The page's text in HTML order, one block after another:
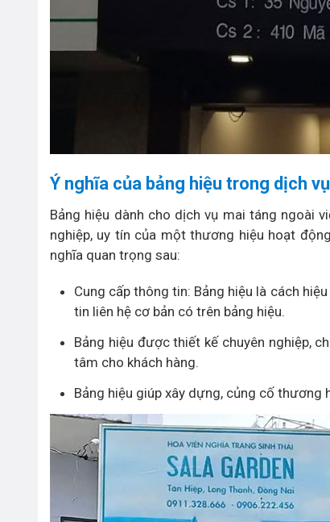
Ý nghĩa của bảng hiệu trong dịch
Bảng hiệu dành cho dịch vụ mai táng ngoài
nghiệp, uy tín của một thương hiệu hoạt
nghĩa quan trọng sau:
Cung cấp thông tin: Bảng hiệu là cách
tin liên hệ cơ bản có trên bảng hiệu.
Bảng hiệu được thiết kế chuyên nghiệp,
tâm cho khách hàng.
Bảng hiệu giúp xây dựng, củng cố thương